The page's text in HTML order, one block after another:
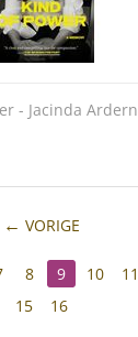
- Jacinda Ardern
VORIGE
8 9 10 11
15
16